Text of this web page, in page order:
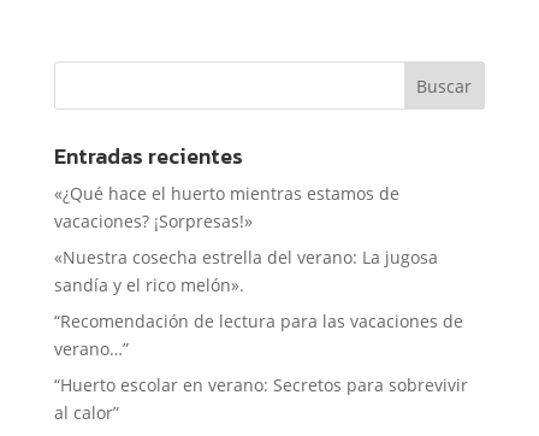
Entradas recientes
«¿Qué hace el huerto mientras estamos de
vacaciones? ¡Sorpresas!»
«Nuestra cosecha estrella del verano: La jugosa
sandía y el rico melón».
“Recomendación de lectura para las vacaciones de
verano…”
“Huerto escolar en verano: Secretos para sobrevivir
al calor”